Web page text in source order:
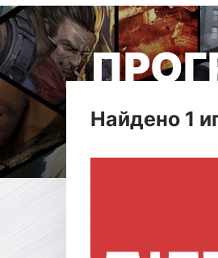
Найдено 1